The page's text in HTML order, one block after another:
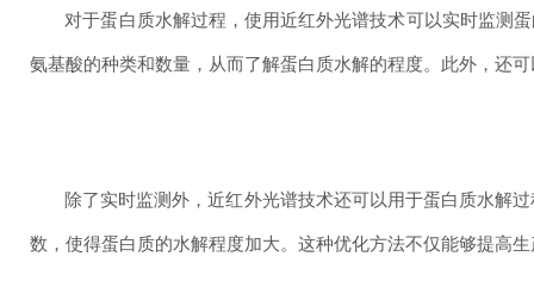
对于蛋白质水解过程，使用近红外光谱技术可以实时监测
氨基酸的种类和数量，从而了解蛋白质水解的程度。此外，还
除了实时监测外，近红外光谱技术还可以用于蛋白质水解
数，使得蛋白质的水解程度加大。这种优化方法不仅能够提高